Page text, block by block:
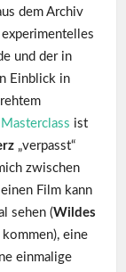
dem Archiv
und der in
Einblick in
Masterclass ist
„verpasst“
zwischen
Film kann
sehen (Wildes
eine
einmalige